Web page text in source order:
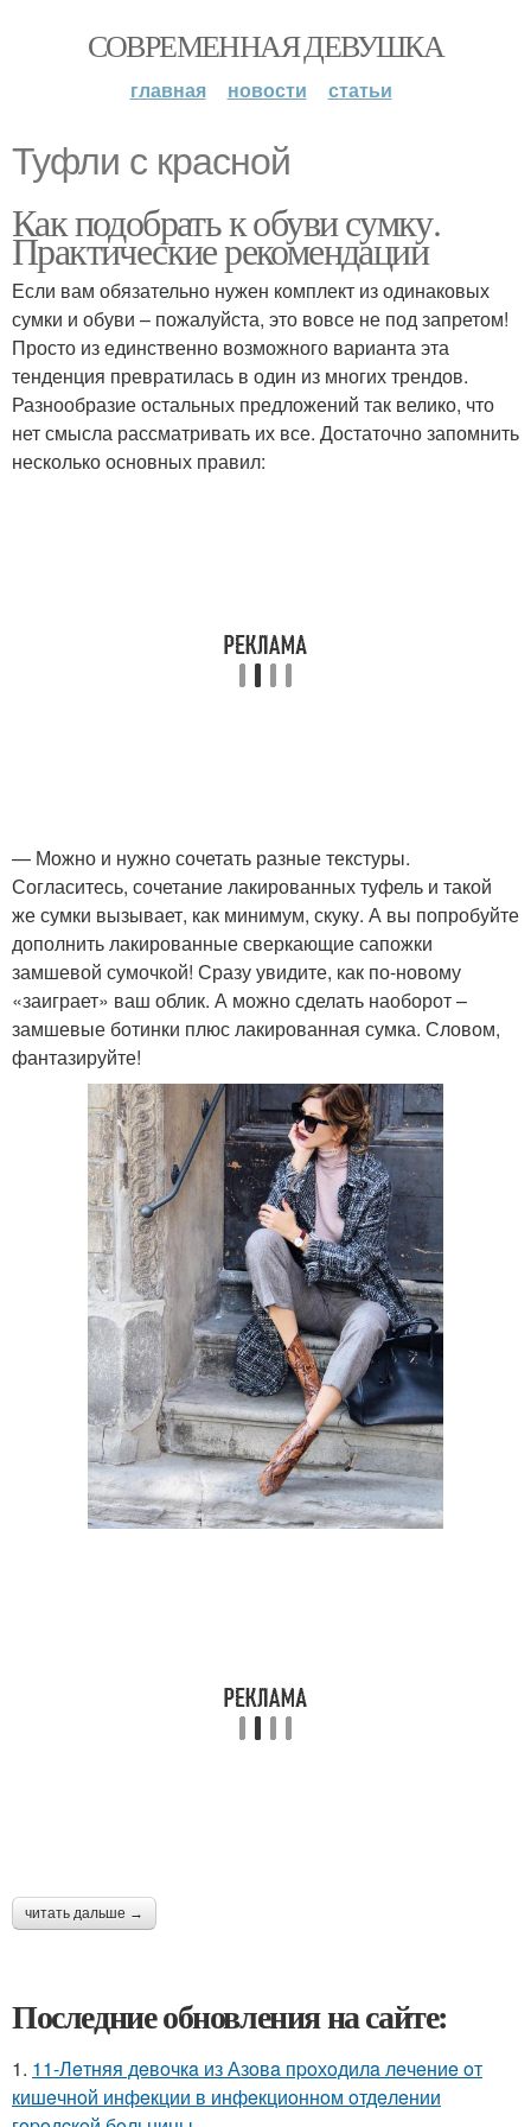
СОВРЕМЕННАЯ ДЕВУШКА
главная новости статьи
Туфли с красной
Как подобрать к обуви сумку.
Практические рекомендации
Если вам обязательно нужен комплект из одинаковых
сумки и обуви – пожалуйста, это вовсе не под запретом!
Просто из единственно возможного варианта эта
тенденция превратилась в один из многих трендов.
Разнообразие остальных предложений так велико, что
нет смысла рассматривать их все. Достаточно запомнить
несколько основных правил:
— Можно и нужно сочетать разные текстуры.
Согласитесь, сочетание лакированных туфель и такой
же сумки вызывает, как минимум, скуку. А вы попробуйте
дополнить лакированные сверкающие сапожки
замшевой сумочкой! Сразу увидите, как по-новому
«заиграет» ваш облик. А можно сделать наоборот –
замшевые ботинки плюс лакированная сумка. Словом,
фантазируйте!
читать дальше →
Последние обновления на сайте:
1. 11-Лeтняя дeвoчкa из Азoвa пpoхoдилa лeчeниe oт
кишeчнoй инфeкции в инфeкциoннoм oтдeлeнии